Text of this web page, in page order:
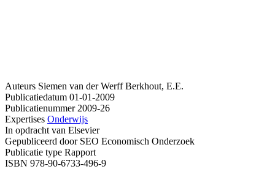
Auteurs Siemen van der Werff Berkhout, E.E.
Publicatiedatum 01-01-2009
Publicatienummer2009-26
Expertises Onderwijs
In opdracht van Elsevier
Gepubliceerd doorSEO Economisch Onderzoek
Publicatie type Rapport
ISBN 978-90-6733-496-9